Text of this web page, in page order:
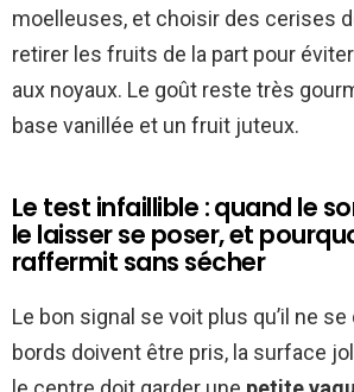
moelleuses, et choisir des cerises
retirer les fruits de la part pour
aux noyaux. Le goût reste très
base vanillée et un fruit juteux.
Le test infaillible : quand le
le laisser se poser, et
raffermit sans sécher
Le bon signal se voit plus qu’il ne
bords doivent être pris, la surface